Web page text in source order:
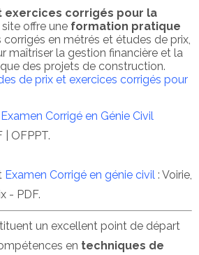
exercices corrigés pour la
site offre une formation pratique
corrigés en métrés et études de prix,
maîtriser la gestion financière et la
des projets de construction.
de prix et exercices corrigés pour
Examen Corrigé en Génie Civil
| OFPPT.
Examen Corrigé en génie civil : Voirie,
- PDF.
un excellent point de départ
en techniques de